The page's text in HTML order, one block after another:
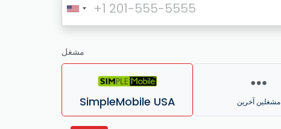
مشغل
SimpleMobile USA مشغلين آخرين